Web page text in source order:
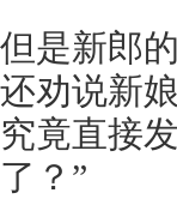
但是新郎
还劝说新
究竟直接
了？”